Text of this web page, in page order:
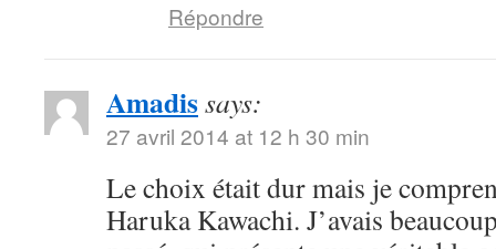
Répondre
Amadissays:
27 avril 2014 at 12 h 30 min
Le choix était dur mais je
Haruka Kawachi. J’avais